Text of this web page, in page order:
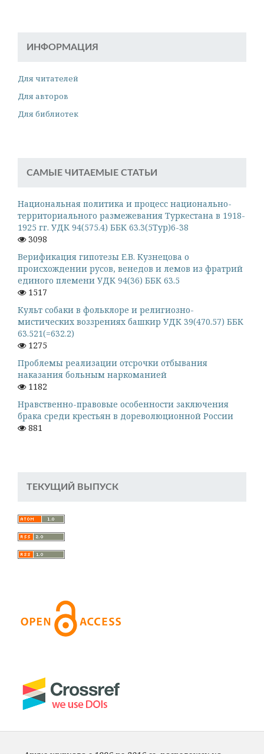
ИНФОРМАЦИЯ
Для читателей
Для авторов
Для библиотек
САМЫЕ ЧИТАЕМЫЕ СТАТЬИ
Национальная политика и процесс национально-
территориального размежевания Туркестана в 1918-
1925 гг. УДК 94(575.4) ББК 63.3(5Тур)6-38
3098
Верификация гипотезы Е.В. Кузнецова о
происхождении русов, венедов и лемов из фратрий
единого племени УДК 94(36) ББК 63.5
1517
Культ собаки в фольклоре и религиозно-
мистических воззрениях башкир УДК 39(470.57) ББК
63.521(=632.2)
1275
Проблемы реализации отсрочки отбывания
наказания больным наркоманией
1182
Нравственно-правовые особенности заключения
брака среди крестьян в дореволюционной России
881
ТЕКУЩИЙ ВЫПУСК